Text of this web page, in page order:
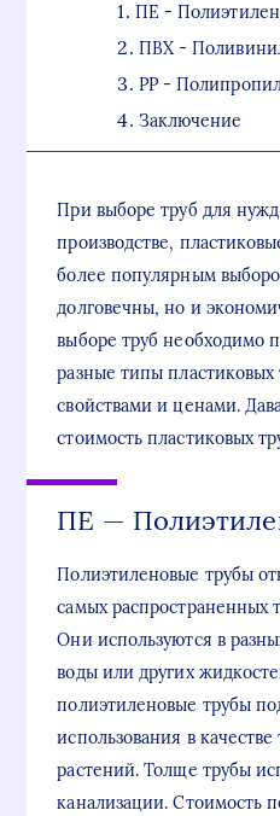
ПЕ -
ПВХ -
РР -
Заключение
При выборе труб для
производстве,
более популярным
долговечны, но и
выборе труб необходимо
разные типы пластиковых
свойствами и ценами.
стоимость пластиковых
ПЕ —
Полиэтиленовые трубы
самых распространенных
Они используются в
воды или других
полиэтиленовые трубы
использования в
растений. Толще трубы
канализации. Стоимость